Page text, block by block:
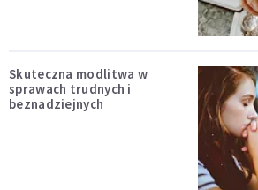
Skuteczna modlitwa w
sprawach trudnych i
beznadziejnych